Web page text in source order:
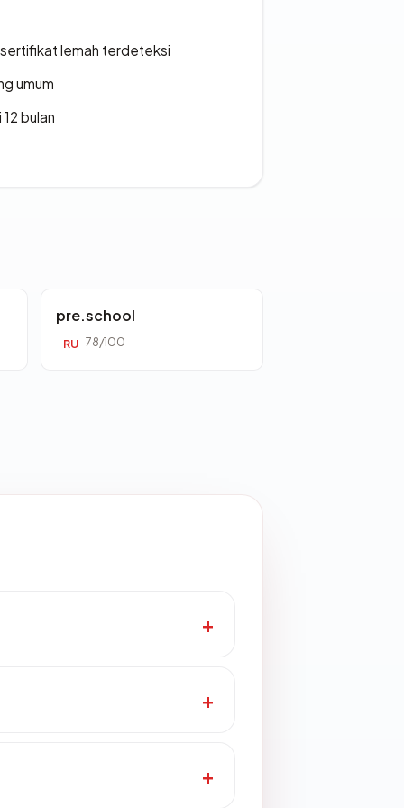
lemah terdeteksi
umum
bulan
pre.school
RU 78/100